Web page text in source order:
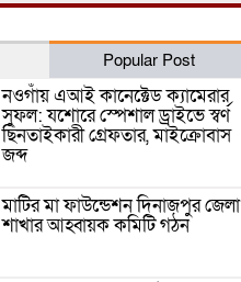
Popular Post
নওগাঁয় এআই কানেক্টেড ক্যামেরার
সুফল: যশোরে স্পেশাল ড্রাইভে স্বর্ণ
ছিনতাইকারী গ্রেফতার, মাইক্রোবাস
জব্দ
মাটির মা ফাউন্ডেশন দিনাজপুর জেলা
শাখার আহ্বায়ক কমিটি গঠন